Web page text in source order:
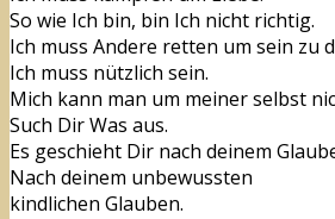
So wie Ich bin, bin Ich nicht richtig.
Ich muss Andere retten um sein zu
Ich muss nützlich sein.
Mich kann man um meiner selbst
Such Dir Was aus.
Es geschieht Dir nach deinem
Nach deinem unbewussten
kindlichen Glauben.